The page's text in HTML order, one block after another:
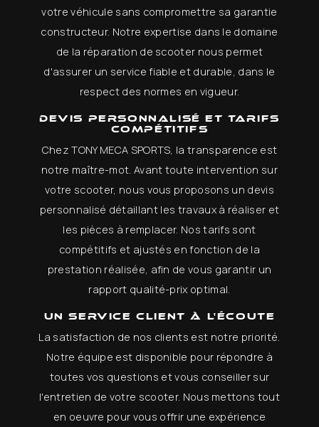
votre véhicule sans compromettre sa garantie
constructeur. Notre expertise dans le domaine
de la réparation de scooter nous permet
d'assurer un service fiable et durable, dans le
respect des normes en vigueur.
Devis personnalisé et tarifs
compétitifs
Chez TONY MECA SPORTS, la transparence est
notre maître-mot. Avant toute intervention sur
votre scooter, nous vous proposons un devis
personnalisé détaillant les travaux à réaliser et
les pièces à remplacer. Nos tarifs sont
compétitifs et ajustés en fonction de la
prestation réalisée, afin de vous garantir un
rapport qualité-prix optimal.
Un service client à l'écoute
La satisfaction de nos clients est notre priorité.
Notre équipe est disponible pour répondre à
toutes vos questions et vous conseiller sur
l'entretien de votre scooter. Nous mettons tout
en oeuvre pour vous offrir une expérience